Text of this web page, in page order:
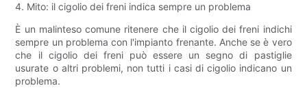
4. Mito: il cigolio dei freni indica sempre un problema
È un malinteso comune ritenere che il cigolio dei freni indichi
sempre un problema con l'impianto frenante. Anche se è vero
che il cigolio dei freni può essere un segno di pastiglie
usurate o altri problemi, non tutti i casi di cigolio indicano un
problema.